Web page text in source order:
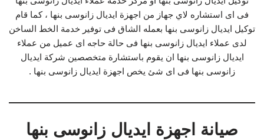
فى اى استشاره لاي جهاز من اجهزة ايديال زانوسى بنها ، كما قام
توكيل ايديال زانوسى بنها بعمله الشاق فى توفير خدمة الخط الساخن
لدى عملاء ايديال زانوسى بنها فى حالة حاجه اى عميل من عملاء
ايديال زانوسى بنها ان يقوم باستشارة متخصصين شركة ايديال
زانوسى بنها فى اى شئ يخص اجهزة ايديال زانوسى بنها .
صيانة اجهزة ايديال زانوسى بنها